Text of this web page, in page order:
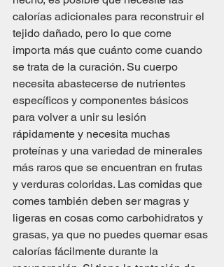
calorías adicionales para reconstruir el
tejido dañado, pero lo que come
importa más que cuánto come cuando
se trata de la curación. Su cuerpo
necesita abastecerse de nutrientes
específicos y componentes básicos
para volver a unir su lesión
rápidamente y necesita muchas
proteínas y una variedad de minerales
más raros que se encuentran en frutas
y verduras coloridas. Las comidas que
comes también deben ser magras y
ligeras en cosas como carbohidratos y
grasas, ya que no puedes quemar esas
calorías fácilmente durante la